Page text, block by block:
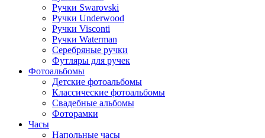
Ручки Swarovski
Ручки Underwood
Ручки Visconti
Ручки Waterman
Серебряные ручки
Футляры для ручек
Фотоальбомы
Детские фотоальбомы
Классические фотоальбомы
Свадебные альбомы
Фоторамки
Часы
Напольные часы